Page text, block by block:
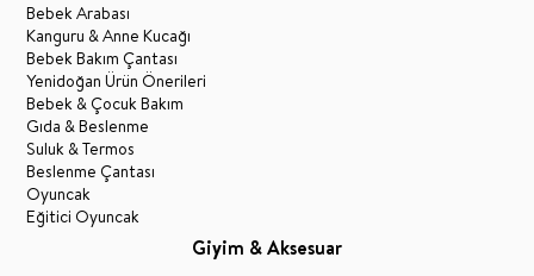
Bebek Arabası
Kanguru & Anne Kucağı
Bebek Bakım Çantası
Yenidoğan Ürün Önerileri
Bebek & Çocuk Bakım
Gıda & Beslenme
Suluk & Termos
Beslenme Çantası
Oyuncak
Eğitici Oyuncak
Giyim & Aksesuar